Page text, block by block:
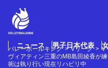
ニュース 男子日本代表
バレーボールキング Vリーグ V
ヴィアティン三重のMB島田綾香が
術は執り行い現在リハビリ中